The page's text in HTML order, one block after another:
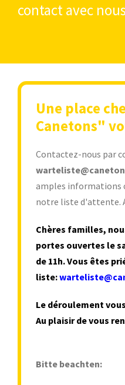
contact avec
Une place
Canetons"
Contactez-nous par
amples informations
notre liste d'attente.
Chères familles,
portes ouvertes le
de 11h. Vous êtes
liste:
Le déroulement
Au plaisir de vous
Bitte beachten: